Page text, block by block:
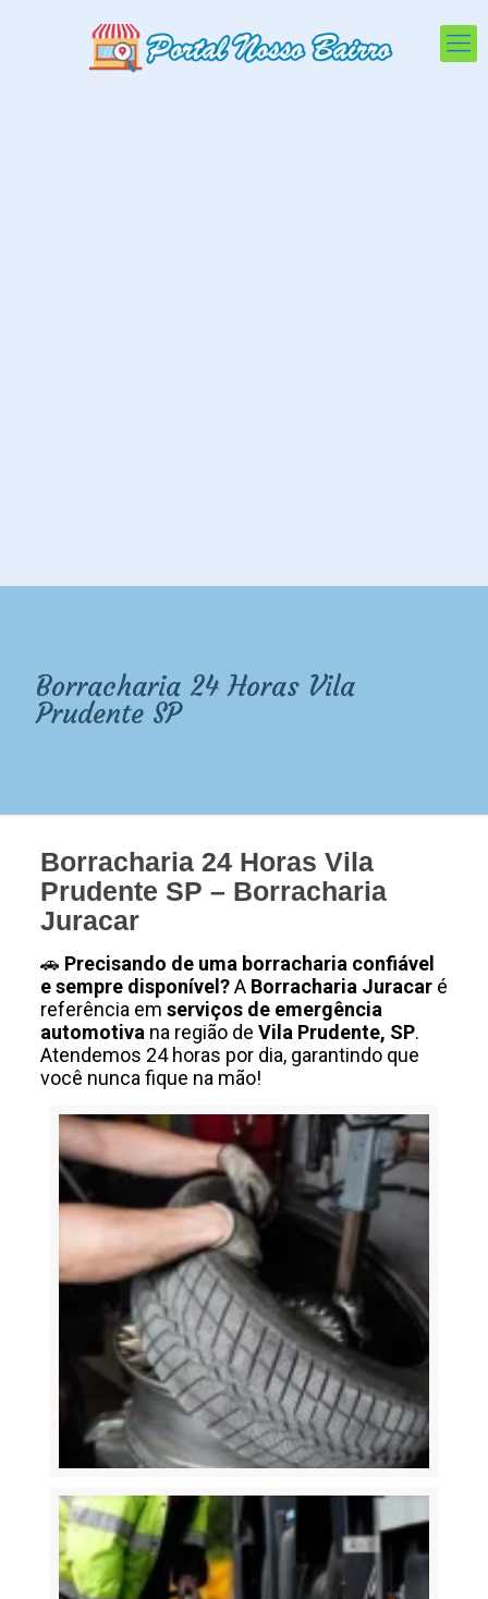
Borracharia 24 Horas Vila
Prudente SP
Borracharia 24 Horas Vila
Prudente SP – Borracharia
Juracar
🚗 Precisando de uma borracharia confiável
e sempre disponível?A Borracharia Juracaré
referência em serviços de emergência
automotiva na região de Vila Prudente, SP.
Atendemos 24 horas por dia, garantindo que
você nunca fique na mão!